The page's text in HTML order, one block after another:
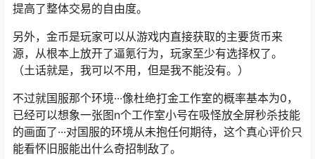
提高了整体交易的自由度。
另外，金币是玩家可以从游戏内直接获取的主要货币来
源，从根本上放开了逼氪行为，玩家至少有选择权了。
（土话就是，我可以不用，但是我不能没有。）
不过就国服那个环境···像杜绝打金工作室的概率基本为0，
已经可以想象一张图n个工作室小号在吸怪放全屏秒杀技能
的画面了···对国服的环境从未抱任何期待，这个真心评价只
能看怀旧服能出什么奇招制敌了。